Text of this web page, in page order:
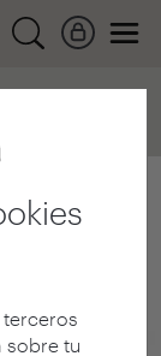
terceros
sobre tu